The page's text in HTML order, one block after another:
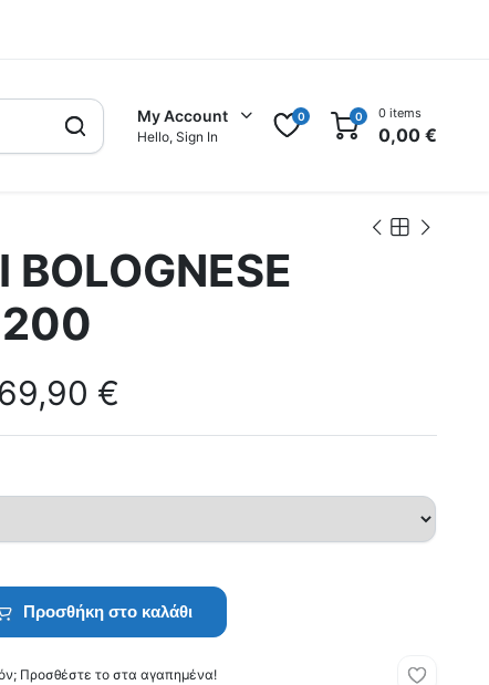
My Account
Hello, Sign In
0 0 0 items
0,00€
200
€
Προσθήκη στο καλάθι
Προσθέστε το στα αγαπημένα!